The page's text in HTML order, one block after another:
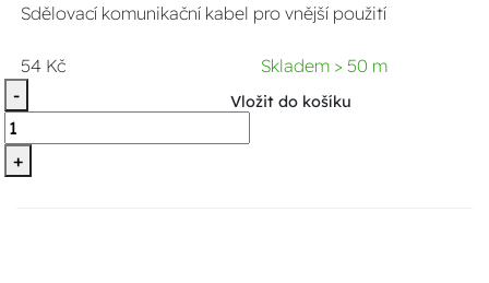
Sdělovací komunikační kabel pro vnější použití
54 Kč
Skladem > 50 m
-
+
Vložit do košíku